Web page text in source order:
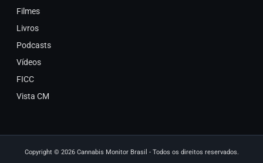
Filmes
Livros
Podcasts
Vídeos
FICC
Vista CM
Copyright © 2026 Cannabis Monitor Brasil - Todos os direitos reservados.